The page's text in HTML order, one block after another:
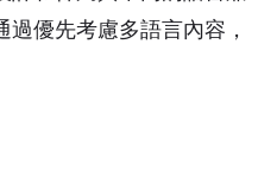
優先考慮多語言內容，